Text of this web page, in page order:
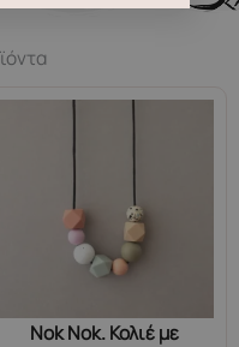
Nok Nok. Κολιέ με